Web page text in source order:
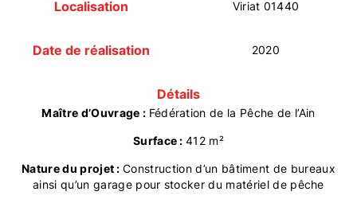
Localisation Viriat 01440
Date de réalisation 2020
Détails
Maître d’Ouvrage : Fédération de la Pêche de l’Ain
Surface :412 m²
Nature du projet :Construction d’un bâtiment de bureaux
ainsi qu’un garage pour stocker du matériel de pêche